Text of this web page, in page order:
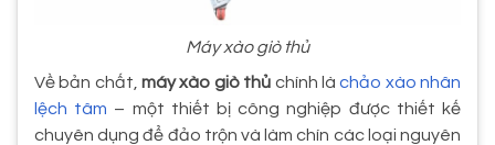
Máy xào giò thủ
Về bản chất,máy xào giò thủ chính làchảo xào nhân
lệch tâm – một thiết bị công nghiệp được thiết kế
chuyên dụng để đảo trộn và làm chín các loại nguyên